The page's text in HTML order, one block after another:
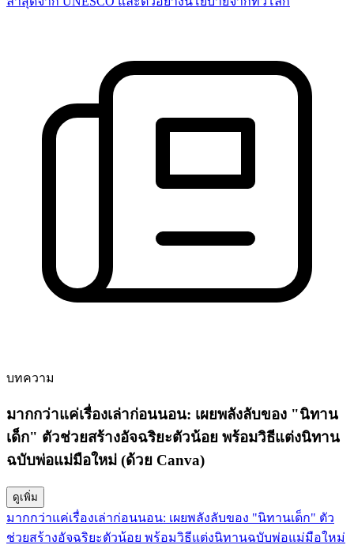
บทความ
มากกว่าแค่เรื่องเล่าก่อนนอน: เผยพลังลับของ "นิทาน
เด็ก" ตัวช่วยสร้างอัจฉริยะตัวน้อย พร้อมวิธีแต่งนิทาน
ฉบับพ่อแม่มือใหม่ (ด้วย Canva)
ดูเพิ่ม
มากกว่าแค่เรื่องเล่าก่อนนอน: เผยพลังลับของ "นิทานเด็ก" ตัว
ช่วยสร้างอัจฉริยะตัวน้อย พร้อมวิธีแต่งนิทานฉบับพ่อแม่มือใหม่